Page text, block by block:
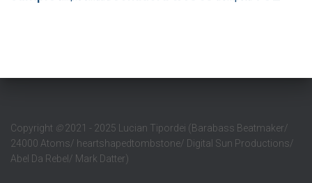
Copyright ©2021 - 2025 Lucian Tipordei (Barabass Beatmaker/
24000 Atoms/ heartshapedtombstone/ Digital Sun Productions/
Abel Da Rebel/ Mark Datter)